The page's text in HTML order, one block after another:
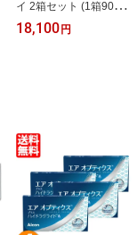
イ 2箱セット (1箱90枚)
クーパービジョン コンタ
クトレンズ ワンデー 1日
18,100 円